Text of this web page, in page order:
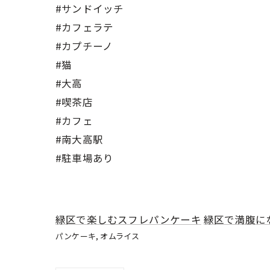
#サンドイッチ
#カフェラテ
#カプチーノ
#猫
#大高
#喫茶店
#カフェ
#南大高駅
#駐車場あり
緑区で楽しむスフレパンケーキ 緑区で満腹に
パンケーキ オムライス